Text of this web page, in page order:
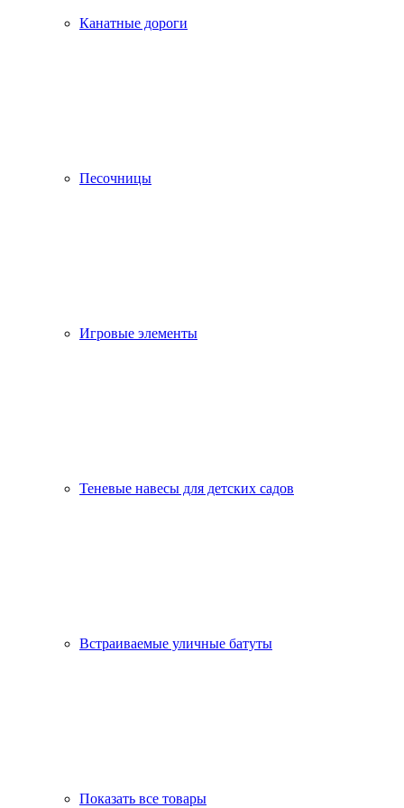
Канатные дороги
Песочницы
Игровые элементы
Теневые навесы для детских садов
Встраиваемые уличные батуты
Показать все товары